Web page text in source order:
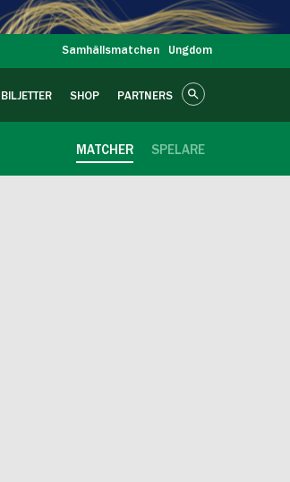
Samhällsmatchen Ungdom
BILJETTER SHOP PARTNERS
SPELARE
MATCHER